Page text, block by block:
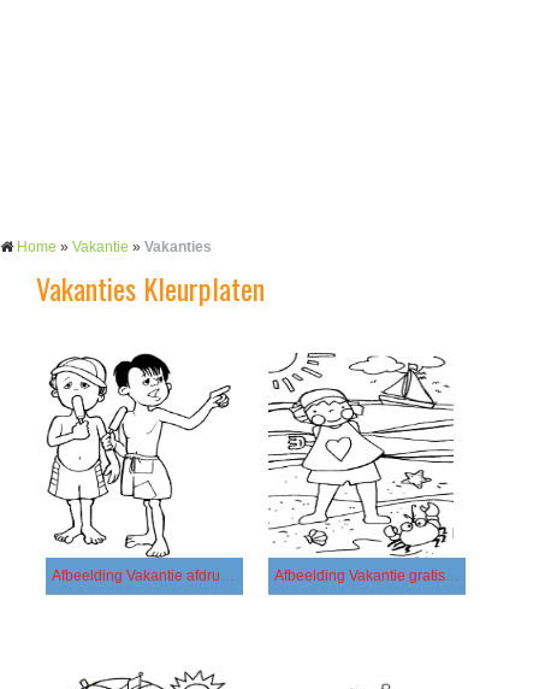
Home » Vakantie » Vakanties
Vakanties Kleurplaten
Afbeelding Vakantie afdrukbaar Afbeelding Vakantie gratis afdrukbaar